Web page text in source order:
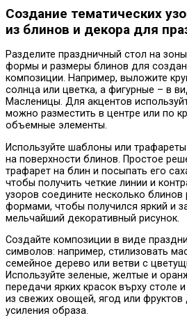
Создание тематических
из блинов и декора для
Разделите праздничный стол на
формы и размеры блинов для
композиции. Например, выложите
солнца или цветка, а фигурные – в
Масленицы. Для акцентов
можно разместить в центре или по
объемные элементы.
Используйте шаблоны или
на поверхности блинов. Простое
трафарет на блин и посыпать его
чтобы получить четкие линии и
узоров соедините несколько
формами, чтобы получился яркий и
мельчайший декоративный рисунок.
Создайте композиции в виде
символов: например, стилизовать
семейное дерево или ветви с
Используйте зеленые, желтые и
передачи ярких красок върху столе
из свежих овощей, ягод или фруктов
усиления образа.